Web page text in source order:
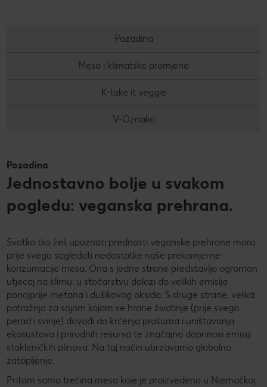
Pozadina
Meso i klimatske promjene
K-take it veggie
V-Oznaka
Pozadina
Jednostavno bolje u svakom
pogledu: veganska prehrana.
Svatko tko želi upoznati prednosti veganske prehrane mora
prije svega sagledati nedostatke naše prekomjerne
konzumacije mesa. Ona s jedne strane predstavlja ogroman
utjecaj na klimu: u stočarstvu dolazi do velikih emisija
ponajprije metana i dušikovog oksida. S druge strane, velika
potražnja za sojom kojom se hrane životinje (prije svega
perad i svinje) dovodi do krčenja prašuma i uništavanja
ekosustava i prirodnih resursa te značajno doprinosi emisiji
stakleničkih plinova. Na taj način ubrzavamo globalno
zatopljenje.
Pritom samo trećina mesa koje je proizvedeno u Njemačkoj